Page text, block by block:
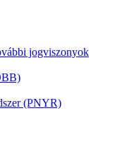
jogviszonyok
(PNYR)